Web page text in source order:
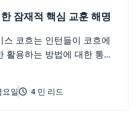
잠재적 핵심 교훈 해명
스 코흐는 인턴들이 코흐에
활용하는 방법에 대한 통찰
일 4 민 리드